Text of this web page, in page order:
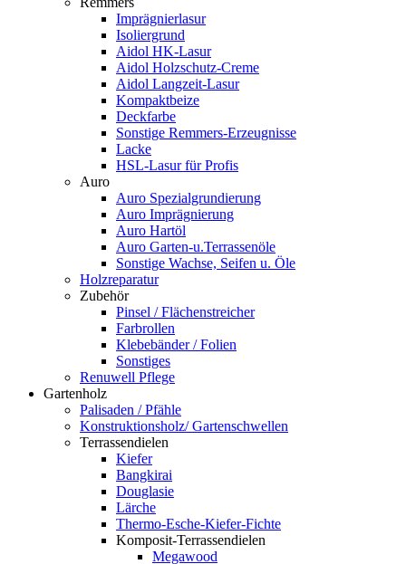
Imprägnierlasur
Isoliergrund
Aidol HK-Lasur
Aidol Holzschutz-Creme
Aidol Langzeit-Lasur
Kompaktbeize
Deckfarbe
Sonstige Remmers-Erzeugnisse
Lacke
HSL-Lasur für Profis
Auro
Auro Spezialgrundierung
Auro Imprägnierung
Auro Hartöl
Auro Garten-u.Terrassenöle
Sonstige Wachse, Seifen u. Öle
Holzreparatur
Zubehör
Pinsel / Flächenstreicher
Farbrollen
Klebebänder / Folien
Sonstiges
Renuwell Pflege
Gartenholz
Palisaden / Pfähle
Konstruktionsholz/ Gartenschwellen
Terrassendielen
Kiefer
Bangkirai
Douglasie
Lärche
Thermo-Esche-Kiefer-Fichte
Komposit-Terrassendielen
Megawood